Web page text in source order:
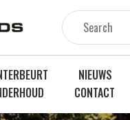
NIEUWS
CONTACT